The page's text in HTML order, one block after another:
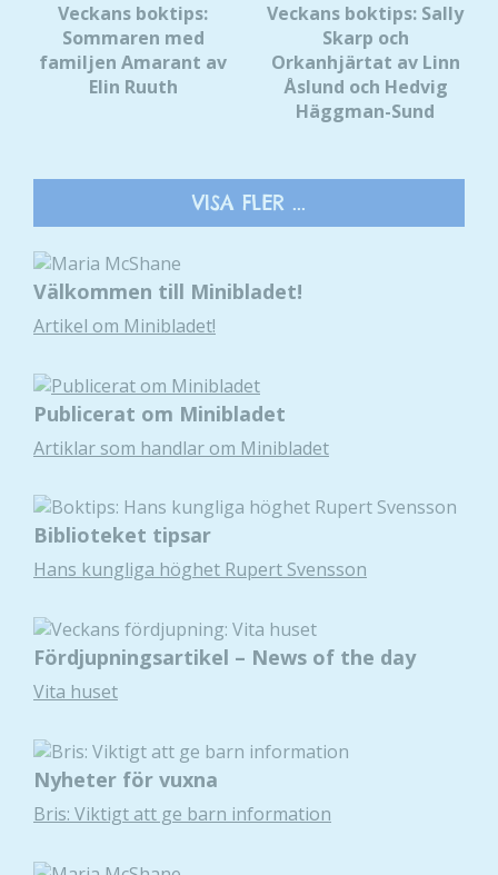
Veckans boktips:
Sommaren med
familjen Amarant av
Elin Ruuth
Veckans boktips: Sally
Skarp och
Orkanhjärtat av Linn
Åslund och Hedvig
Häggman-Sund
VISA FLER ...
Välkommen till Minibladet!
Artikel om Minibladet!
Publicerat om Minibladet
Artiklar som handlar om Minibladet
Biblioteket tipsar
Hans kungliga höghet Rupert Svensson
Fördjupningsartikel – News of the day
Vita huset
Nyheter för vuxna
Bris: Viktigt att ge barn information